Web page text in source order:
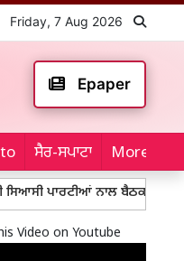
Friday, 7 Aug 2026
Epaper
ਸੈਰ-ਸਪਾਟਾ More...
ਨਾਲ ਬੈਠਕ Mohali
Video on Youtube